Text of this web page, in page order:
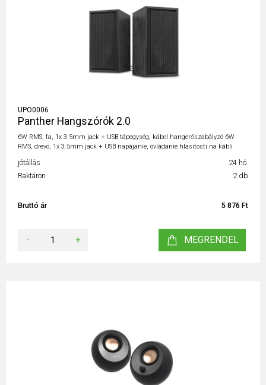
UPO0006
Panther Hangszórók 2.0
6W RMS, fa, 1x 3.5mm jack + USB tápegység, kábel hangerőszabályzó 6W
RMS, drevo, 1x 3.5mm jack + USB napájanie, ovládanie hlasitosti na kábli
jótállás
24 hó.
Raktáron
2 db
Bruttó ár 5 876 Ft
- + MEGRENDEL